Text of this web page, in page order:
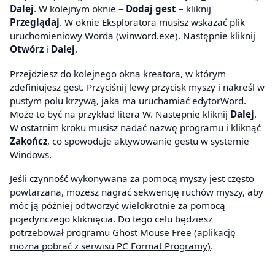
Dalej. W kolejnym oknie – Dodaj gest – kliknij
Przeglądaj. W oknie Eksploratora musisz wskazać plik
uruchomieniowy Worda (winword.exe). Następnie kliknij
Otwórz i Dalej.
Przejdziesz do kolejnego okna kreatora, w którym
zdefiniujesz gest. Przyciśnij lewy przycisk myszy i nakreśl w
pustym polu krzywą, jaka ma uruchamiać edytorWord.
Może to być na przykład litera W. Następnie kliknij Dalej.
W ostatnim kroku musisz nadać nazwę programu i kliknąć
Zakończ, co spowoduje aktywowanie gestu w systemie
Windows.
Jeśli czynność wykonywana za pomocą myszy jest często
powtarzana, możesz nagrać sekwencję ruchów myszy, aby
móc ją później odtworzyć wielokrotnie za pomocą
pojedynczego kliknięcia. Do tego celu będziesz
potrzebował programu Ghost Mouse Free (aplikację
można pobrać z serwisu PC Format Programy).